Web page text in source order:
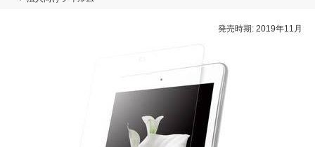
発売時期:2019年11月